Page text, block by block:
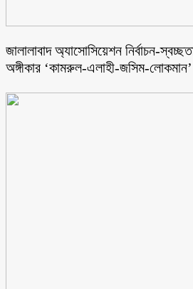
জালালাবাদ অ্যাসোসিয়েশন নির্বাচন-
অঙ্গীকার ‘কামরুল-এলাহী-জসিম-লোকমান’